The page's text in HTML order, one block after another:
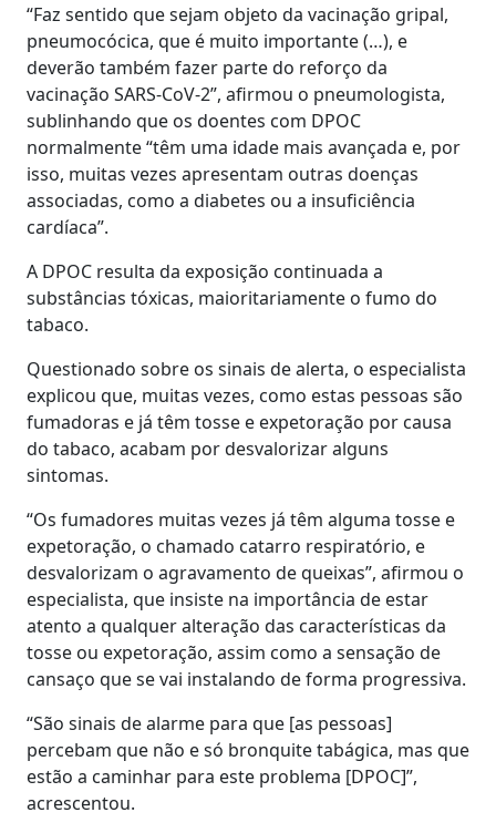
“Faz sentido que sejam objeto da vacinação gripal,
pneumocócica, que é muito importante (…), e
deverão também fazer parte do reforço da
vacinação SARS-CoV-2”, afirmou o pneumologista,
sublinhando que os doentes com DPOC
normalmente “têm uma idade mais avançada e, por
isso, muitas vezes apresentam outras doenças
associadas, como a diabetes ou a insuficiência
cardíaca”.
A DPOC resulta da exposição continuada a
substâncias tóxicas, maioritariamente o fumo do
tabaco.
Questionado sobre os sinais de alerta, o especialista
explicou que, muitas vezes, como estas pessoas são
fumadoras e já têm tosse e expetoração por causa
do tabaco, acabam por desvalorizar alguns
sintomas.
“Os fumadores muitas vezes já têm alguma tosse e
expetoração, o chamado catarro respiratório, e
desvalorizam o agravamento de queixas”, afirmou o
especialista, que insiste na importância de estar
atento a qualquer alteração das características da
tosse ou expetoração, assim como a sensação de
cansaço que se vai instalando de forma progressiva.
“São sinais de alarme para que [as pessoas]
percebam que não e só bronquite tabágica, mas que
estão a caminhar para este problema [DPOC]”,
acrescentou.